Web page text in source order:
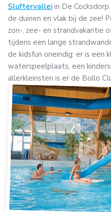
Sluftervallei in De
de duinen en vlak bij de zee!
zon-, zee- en strandvakantie
tijdens een lange
de kidsfun oneindig: er is een
waterspeelplaats, een
allerkleinsten is er de Bollo